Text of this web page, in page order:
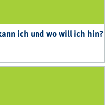
ich und wo will ich hin?